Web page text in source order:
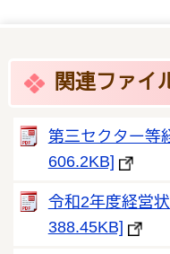
関連ファイ
第三セクター等
606.2KB]
令和2年度経営
388.45KB]